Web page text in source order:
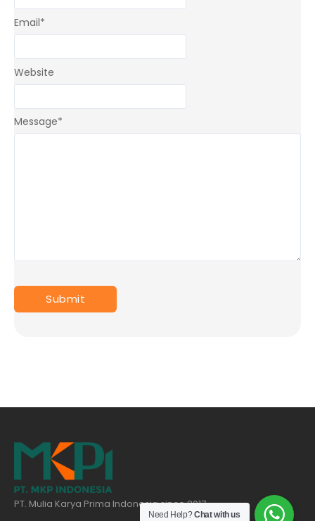
Message*
Email*
Website
PT. Mulia Karya Prima Indonesia since 2017
Need Help?Chat with us